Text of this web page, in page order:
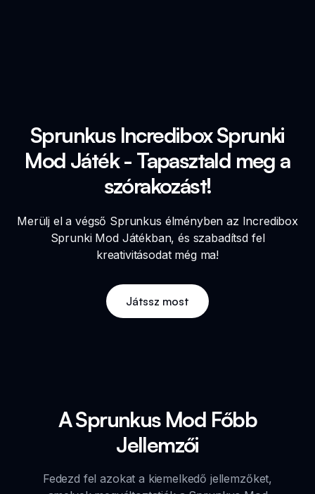
Sprunkus Incredibox Sprunki
Mod Játék - Tapasztald meg a
szórakozást!
Merülj el a végső Sprunkus élményben az Incredibox
Sprunki Mod Játékban, és szabadítsd fel
kreativitásodat még ma!
Játssz most
A Sprunkus Mod Főbb
Jellemzői
Fedezd fel azokat a kiemelkedő jellemzőket,